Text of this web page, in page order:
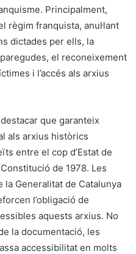
Principalment,
règim franquista, anul·lant
dictades per ells, la
el reconeixement
i l’accés als arxius
que garanteix
als arxius històrics
entre el cop d’Estat de
de 1978. Les
Generalitat de Catalunya
l’obligació de
aquests arxius. No
la documentació, les
accessibilitat en molts